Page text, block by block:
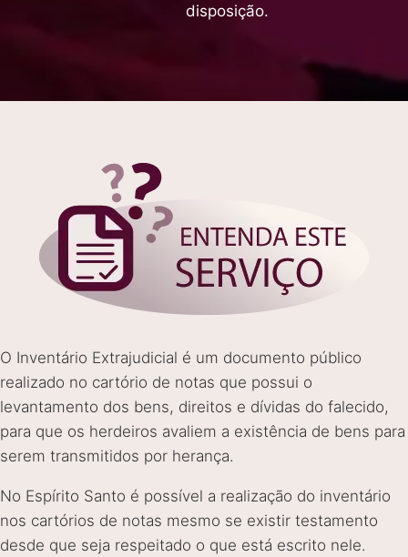
disposição.
O Inventário Extrajudicial é um documento público
realizado no cartório de notas que possui o
levantamento dos bens, direitos e dívidas do falecido,
para que os herdeiros avaliem a existência de bens para
serem transmitidos por herança.
No Espírito Santo é possível a realização do inventário
nos cartórios de notas mesmo se existir testamento
desde que seja respeitado o que está escrito nele.